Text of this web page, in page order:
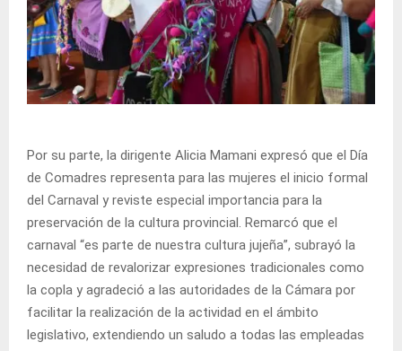
Por su parte, la dirigente Alicia Mamani expresó que el Día
de Comadres representa para las mujeres el inicio formal
del Carnaval y reviste especial importancia para la
preservación de la cultura provincial. Remarcó que el
carnaval “es parte de nuestra cultura jujeña”, subrayó la
necesidad de revalorizar expresiones tradicionales como
la copla y agradeció a las autoridades de la Cámara por
facilitar la realización de la actividad en el ámbito
legislativo, extendiendo un saludo a todas las empleadas